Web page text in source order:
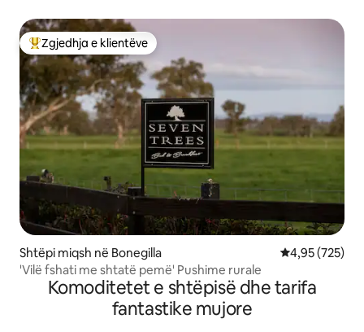
Më të mirat e zgjedhjeve të klientëve
Zgjedhja e klientëve
Shtëpi miqsh në Bonegilla Vlerësimi
4,95 (725)
'Vilë fshati me shtatë pemë' Pushime rurale
Komoditetet e shtëpisë dhe tarifa
fantastike mujore